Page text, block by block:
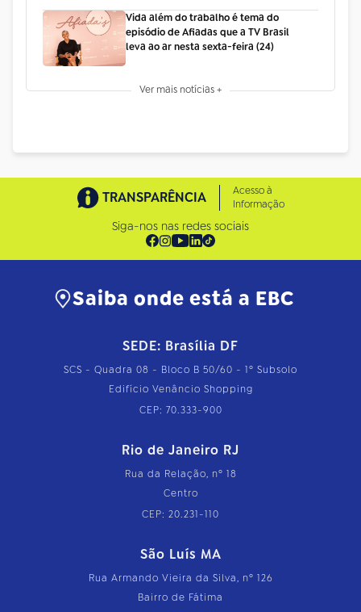
Vida além do trabalho é tema do
episódio de Afiadas que a TV Brasil
leva ao ar nesta sexta-feira (24)
Ver mais notícias +
TRANSPARÊNCIA
Acesso à
Informação
Siga-nos nas redes sociais
Saiba onde está a EBC
SEDE: Brasília DF
SCS - Quadra 08 - Bloco B 50/60 - 1º Subsolo
Edifício Venâncio Shopping
CEP: 70.333-900
Rio de Janeiro RJ
Rua da Relação, nº 18
Centro
CEP: 20.231-110
São Luís MA
Rua Armando Vieira da Silva, nº 126
Bairro de Fátima